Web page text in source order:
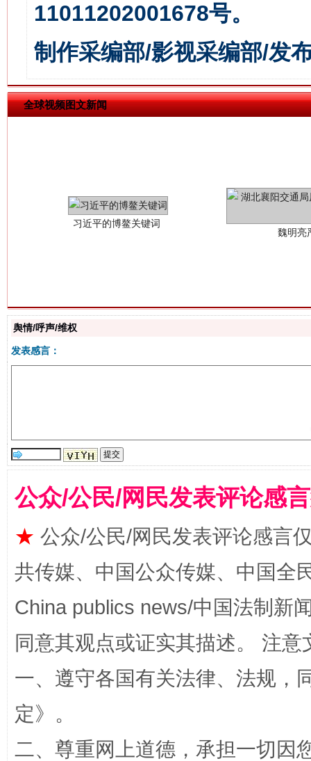
11011202001678号。
制作采编部/影视采编部/发
全球视频图文新闻
揭批美国五大"原罪" "炒
舆情/呼声/维权
发表感言：
公众/公民/网民发表评论感
★ 公众/公民/网民发表评论感言
共传媒、中国公众传媒、中国全
China publics news/中国法制新
同意其观点或证实其描述。 注
一、遵守各国有关法律、法规，
定》。
二、尊重网上道德，承担一切因